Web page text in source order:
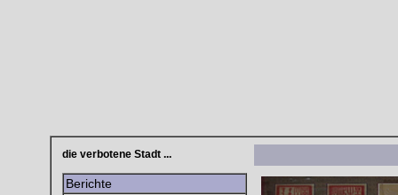
die verbotene Stadt ...
Berichte